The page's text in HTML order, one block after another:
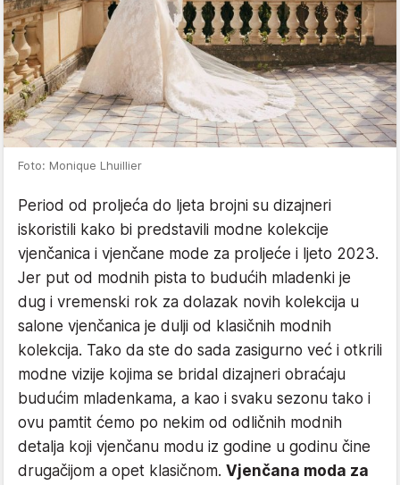
Foto: Monique Lhuillier
Period od proljeća do ljeta brojni su dizajneri
iskoristili kako bi predstavili modne kolekcije
vjenčanica i vjenčane mode za proljeće i ljeto 2023.
Jer put od modnih pista to budućih mladenki je
dug i vremenski rok za dolazak novih kolekcija u
salone vjenčanica je dulji od klasičnih modnih
kolekcija. Tako da ste do sada zasigurno već i otkrili
modne vizije kojima se bridal dizajneri obraćaju
budućim mladenkama, a kao i svaku sezonu tako i
ovu pamtit ćemo po nekim od odličnih modnih
detalja koji vjenčanu modu iz godine u godinu čine
drugačijom a opet klasičnom. Vjenčana moda za